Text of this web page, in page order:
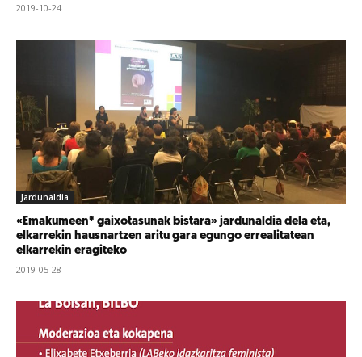
2019-10-24
Jardunaldia
«Emakumeen* gaixotasunak bistara» jardunaldia dela eta,
elkarrekin hausnartzen aritu gara egungo errealitatean
elkarrekin eragiteko
2019-05-28